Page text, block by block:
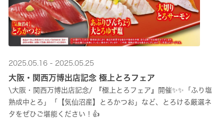
2025.05.16 - 2025.05.25
大阪・関西万博出店記念 極上とろフェア
\大阪・関西万博出店記念/ 『極上とろフェア』開催✨✨「ふり塩
熟成中とろ」「【気仙沼産】とろかつお」など、とろける厳選ネ
タをぜひご堪能ください！👍